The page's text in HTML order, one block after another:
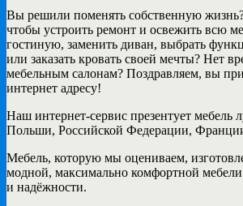
Вы решили поменять собственную
чтобы устроить ремонт и освежить всю
гостиную, заменить диван, выбрать
или заказать кровать своей мечты? Нет
мебельным салонам? Поздравляем, вы
интернет адресу!
Наш интернет-сервис презентует мебель
Польши, Российской Федерации,
Мебель, которую мы оцениваем,
модной, максимально комфортной мебели
и надёжности.